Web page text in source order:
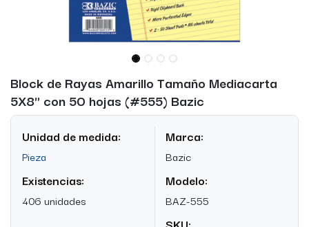
Block de Rayas Amarillo Tamaño Mediacarta
5X8" con 50 hojas (#555) Bazic
Unidad de medida:
Pieza
Existencias:
406 unidades
Marca:
Bazic
Modelo:
BAZ-555